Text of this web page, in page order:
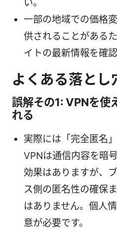
い。
一部の地域での価格
供されることがある
イトの最新情報を確認
よくある落とし
誤解その1: VPNを使
れる
実際には「完全匿名
VPNは通信内容を暗
効果はありますが、ブ
ス側の匿名性の確保
はありません。個人
意が必要です。